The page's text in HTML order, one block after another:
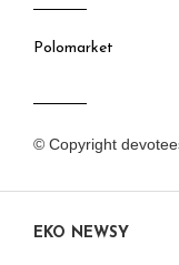
Polomarket
© Copyright
EKO NEWSY